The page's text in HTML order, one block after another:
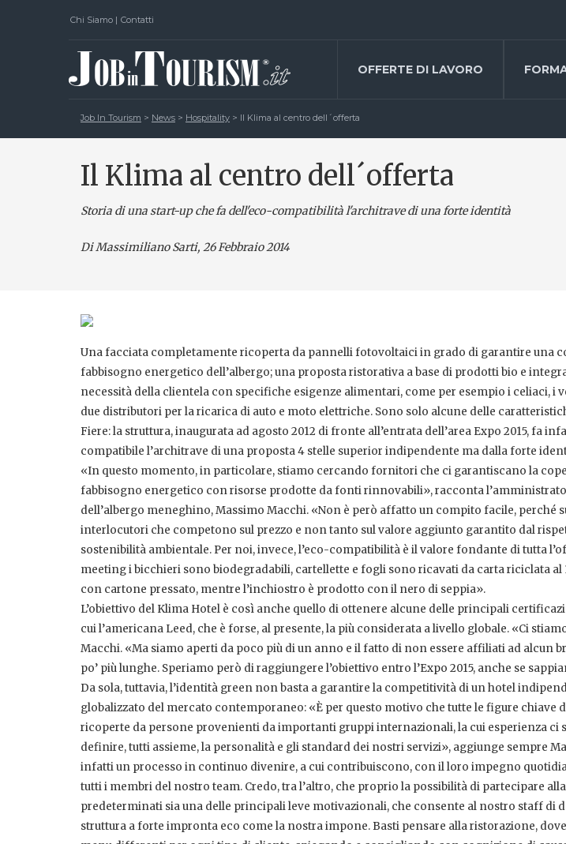
Chi Siamo | Contatti
OFFERTE DI LAVORO
Job In Tourism > News > Hospitality > Il Klima al centro dell´offerta
Il Klima al centro dell´offerta
Storia di una start-up che fa dell'eco-compatibilità l'architrave di una forte identità
Di Massimiliano Sarti, 26 Febbraio 2014
Una facciata completamente ricoperta da pannelli fotovoltaici in grado di garantire una
fabbisogno energetico dell’albergo; una proposta ristorativa a base di prodotti bio e
necessità della clientela con specifiche esigenze alimentari, come per esempio i celiaci, i
due distributori per la ricarica di auto e moto elettriche. Sono solo alcune delle
Fiere: la struttura, inaugurata ad agosto 2012 di fronte all’entrata dell’area Expo 2015, fa
compatibile l’architrave di una proposta 4 stelle superior indipendente ma dalla forte
«In questo momento, in particolare, stiamo cercando fornitori che ci garantiscano la
fabbisogno energetico con risorse prodotte da fonti rinnovabili», racconta
dell’albergo meneghino, Massimo Macchi. «Non è però affatto un compito facile, perché
interlocutori che competono sul prezzo e non tanto sul valore aggiunto garantito dal
sostenibilità ambientale. Per noi, invece, l’eco-compatibilità è il valore fondante di tutta
meeting i bicchieri sono biodegradabili, cartellette e fogli sono ricavati da carta riciclata al
con cartone pressato, mentre l’inchiostro è prodotto con il nero di seppia».
L’obiettivo del Klima Hotel è così anche quello di ottenere alcune delle principali
cui l’americana Leed, che è forse, al presente, la più considerata a livello globale. «Ci
Macchi. «Ma siamo aperti da poco più di un anno e il fatto di non essere affiliati ad alcun
po’ più lunghe. Speriamo però di raggiungere l’obiettivo entro l’Expo 2015, anche se
Da sola, tuttavia, l’identità green non basta a garantire la competitività di un hotel
globalizzato del mercato contemporaneo: «È per questo motivo che tutte le figure chiave
ricoperte da persone provenienti da importanti gruppi internazionali, la cui esperienza ci
definire, tutti assieme, la personalità e gli standard dei nostri servizi», aggiunge sempre
infatti un processo in continuo divenire, a cui contribuiscono, con il loro impegno
tutti i membri del nostro team. Credo, tra l’altro, che proprio la possibilità di partecipare
predeterminati sia una delle principali leve motivazionali, che consente al nostro staff di
struttura a forte impronta eco come la nostra impone. Basti pensare alla ristorazione,